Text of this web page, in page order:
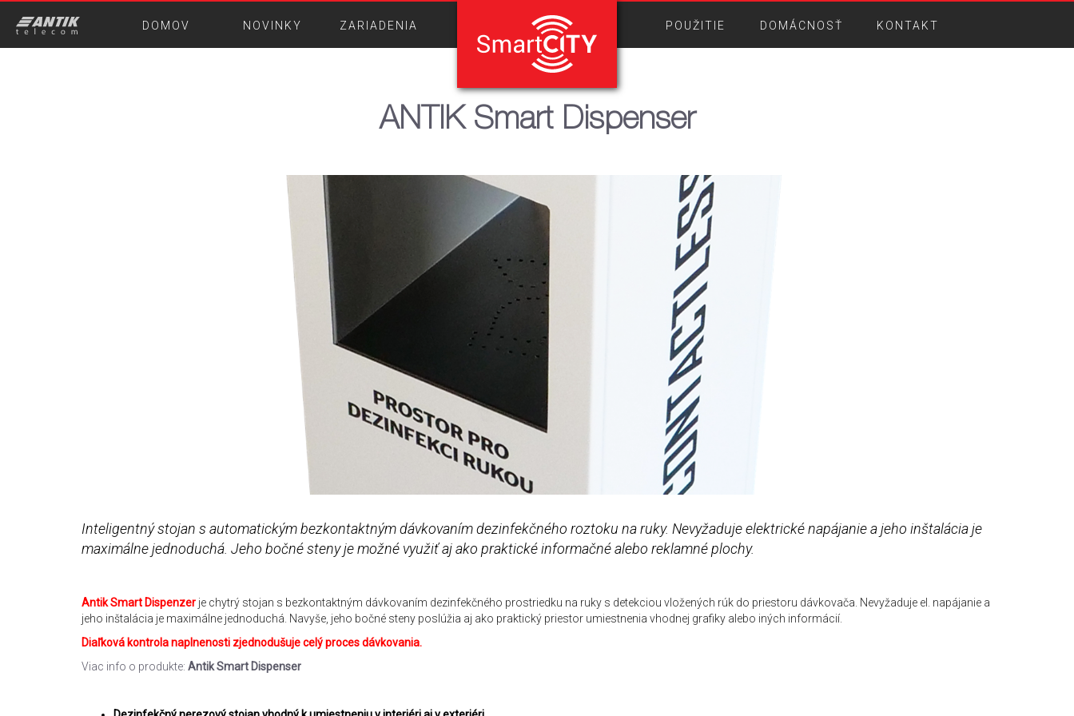
DOMOV NOVINKY ZARIADENIA POUŽITIE DOMÁCNOSŤ KONTAKT
ANTIK Smart Dispenser
Inteligentný stojan s automatickým bezkontaktným dávkovaním dezinfekčného roztoku na ruky. Nevyžaduje elektrické napájanie a jeho inštalácia je
maximálne jednoduchá. Jeho bočné steny je možné využiť aj ako praktické informačné alebo reklamné plochy.
Antik Smart Dispenzer je chytrý stojan s bezkontaktným dávkovaním dezinfekčného prostriedku na ruky s detekciou vložených rúk do priestoru dávkovača. Nevyžaduje el. napájanie a
jeho inštalácia je maximálne jednoduchá. Navyše, jeho bočné steny poslúžia aj ako praktický priestor umiestnenia vhodnej grafiky alebo iných informácií.
Diaľková kontrola naplnenosti zjednodušuje celý proces dávkovania.
Viac info o produkte: Antik Smart Dispenser